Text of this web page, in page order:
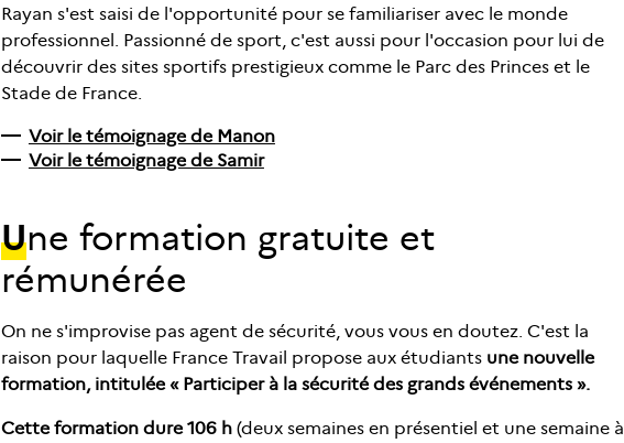
Rayan s'est saisi de l'opportunité pour se familiariser avec le monde
professionnel. Passionné de sport, c'est aussi pour l'occasion pour lui de
découvrir des sites sportifs prestigieux comme le Parc des Princes et le
Stade de France.
Voir le témoignage de Manon
Voir le témoignage de Samir
Une formation gratuite et
rémunérée
On ne s'improvise pas agent de sécurité, vous vous en doutez. C'est la
raison pour laquelle France Travail propose aux étudiants une nouvelle
formation, intitulée « Participer à la sécurité des grands événements ».
Cette formation dure 106 h(deux semaines en présentiel et une semaine à